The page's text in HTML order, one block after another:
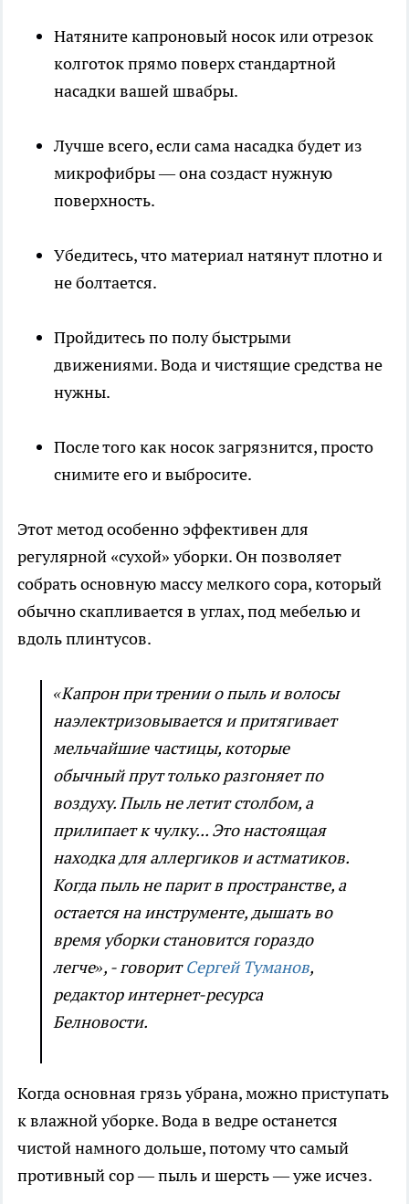
Натяните капроновый носок или отрезок
колготок прямо поверх стандартной
насадки вашей швабры.
Лучше всего, если сама насадка будет из
микрофибры — она создаст нужную
поверхность.
Убедитесь, что материал натянут плотно и
не болтается.
Пройдитесь по полу быстрыми
движениями. Вода и чистящие средства не
нужны.
После того как носок загрязнится, просто
снимите его и выбросите.
Этот метод особенно эффективен для
регулярной «сухой» уборки. Он позволяет
собрать основную массу мелкого сора, который
обычно скапливается в углах, под мебелью и
вдоль плинтусов.
«Капрон при трении о пыль и волосы
наэлектризовывается и притягивает
мельчайшие частицы, которые
обычный прут только разгоняет по
воздуху. Пыль не летит столбом, а
прилипает к чулку... Это настоящая
находка для аллергиков и астматиков.
Когда пыль не парит в пространстве, а
остается на инструменте, дышать во
время уборки становится гораздо
легче», - говоритСергей Туманов,
редактор интернет-ресурса
Белновости.
Когда основная грязь убрана, можно приступать
к влажной уборке. Вода в ведре останется
чистой намного дольше, потому что самый
противный сор — пыль и шерсть — уже исчез.